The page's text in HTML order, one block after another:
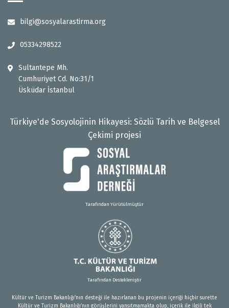
bilgi@sosyalarastirma.org
05334298522
Sultantepe Mh.
Cumhuriyet Cd. No:31/1
Üsküdar İstanbul
Türkiye'de Sosyolojinin Hikayesi: Sözlü Tarih ve Belgesel
Çekimi projesi
Tarafından Yürütülmüştür
Tarafından Destekleniştir
Kültür ve Turizm Bakanlığı’nın desteği ile hazırlanan bu projenin içeriği hiçbir surette
Kültür ve Turizm Bakanlığı’nın görüşlerini yansıtmamakta olup, içerik ile ilgili tek